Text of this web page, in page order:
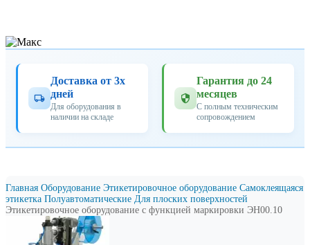
Доставка от 3х
дней
Для оборудования в
наличии на складе
Гарантия до 24
месяцев
С полным техническим
сопровождением
Главная Оборудование Этикетировочное оборудование Самоклеящаяся
этикетка Полуавтоматические Для плoских поверхностей
Этикетировочное оборудование с функцией маркировки ЭН00.10